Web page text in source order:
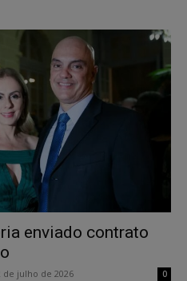
enviado contrato
de julho de 2026 0